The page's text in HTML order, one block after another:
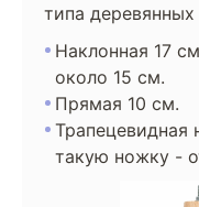
типа
Наклонная 17
около 15 см.
Прямая 10 см.
Трапецевидная
такую ножку -